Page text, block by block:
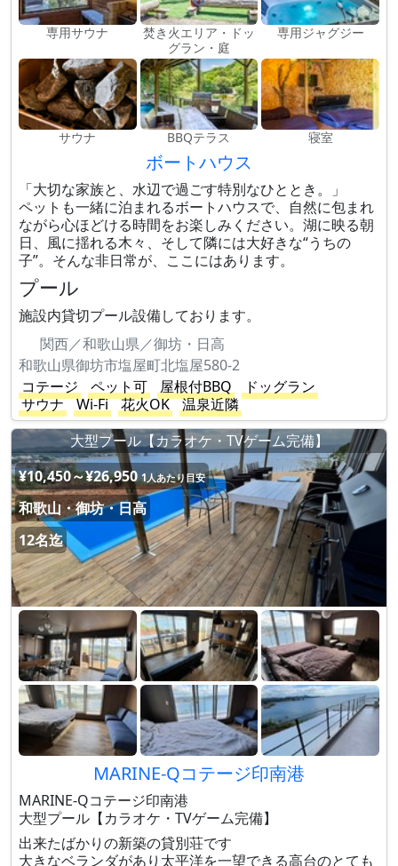
専用サウナ
焚き火エリア・ドッ
グラン・庭
専用ジャグジー
サウナ BBQテラス 寝室
ボートハウス
「大切な家族と、水辺で過ごす特別なひととき。」
ペットも一緒に泊まれるボートハウスで、自然に包まれ
ながら心ほどける時間をお楽しみください。湖に映る朝
日、風に揺れる木々、そして隣には大好きな“うちの
子”。そんな非日常が、ここにはあります。
プール
施設内貸切プール設備しております。
関西／和歌山県／御坊・日高
和歌山県御坊市塩屋町北塩屋580-2
コテージ
ペット可 屋根付BBQ
ドッグラン
サウナ
Wi-Fi 花火OK
温泉近隣
大型プール【カラオケ・TVゲーム完備】
¥10,450～¥26,950 1人あたり目安
和歌山・御坊・日高
12名迄
MARINE-Qコテージ印南港
MARINE-Qコテージ印南港
大型プール【カラオケ・TVゲーム完備】
出来たばかりの新築の貸別荘です
大きなベランダがあり太平洋を一望できる高台のとても